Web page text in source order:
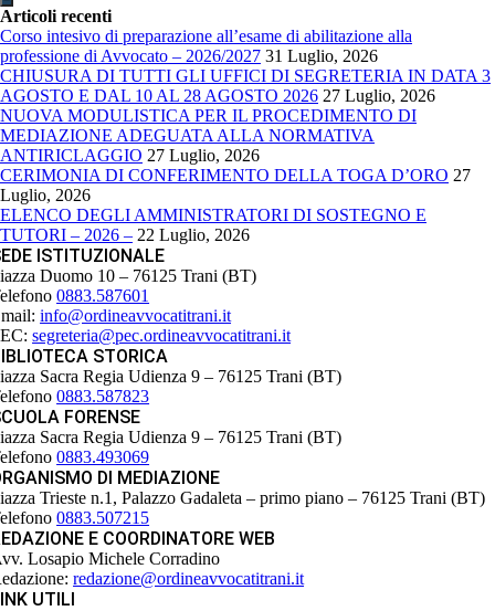
Articoli recenti
Corso intesivo di preparazione all’esame di abilitazione alla
professione di Avvocato – 2026/2027 31 Luglio, 2026
CHIUSURA DI TUTTI GLI UFFICI DI SEGRETERIA IN DATA 3
AGOSTO E DAL 10 AL 28 AGOSTO 2026 27 Luglio, 2026
NUOVA MODULISTICA PER IL PROCEDIMENTO DI
MEDIAZIONE ADEGUATA ALLA NORMATIVA
ANTIRICLAGGIO 27 Luglio, 2026
CERIMONIA DI CONFERIMENTO DELLA TOGA D’ORO 27
Luglio, 2026
ELENCO DEGLI AMMINISTRATORI DI SOSTEGNO E
TUTORI – 2026 – 22 Luglio, 2026
ISTITUZIONALE
Duomo 10 – 76125 Trani (BT)
0883.587601
info@ordineavvocatitrani.it
segreteria@pec.ordineavvocatitrani.it
STORICA
Sacra Regia Udienza 9 – 76125 Trani (BT)
0883.587823
FORENSE
Sacra Regia Udienza 9 – 76125 Trani (BT)
0883.493069
DI MEDIAZIONE
Trieste n.1, Palazzo Gadaleta – primo piano – 76125 Trani (BT)
0883.507215
E COORDINATORE WEB
Losapio Michele Corradino
redazione@ordineavvocatitrani.it
UTILI